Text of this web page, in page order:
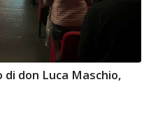
don Luca Maschio,